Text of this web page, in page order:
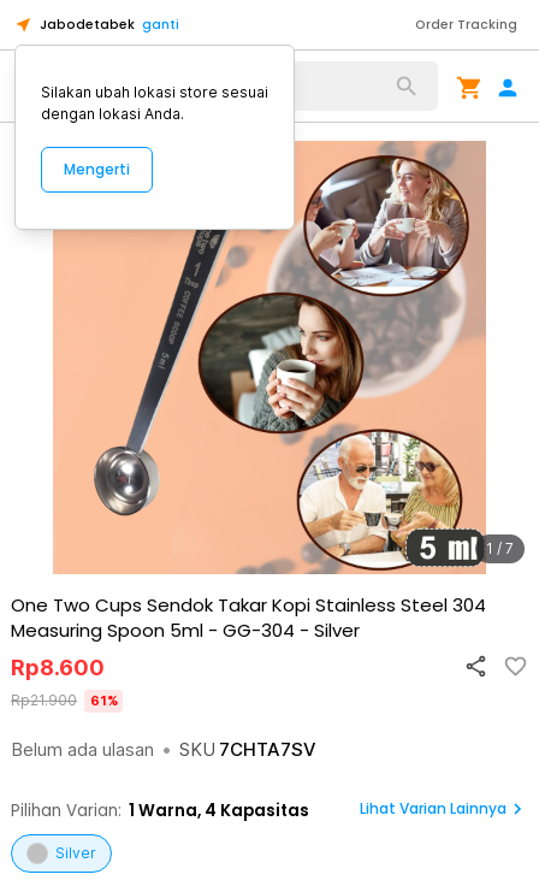
Jabodetabek ganti Order Tracking
Alat Kopi
1 / 7
One Two Cups Sendok Takar Kopi Stainless Steel 304
Measuring Spoon 5ml - GG-304 - Silver
Belum ada ulasan • SKU 7CHTA7SV
Rp8.600
Rp21.900 61%
Pilihan Varian: 1 Warna, 4 Kapasitas Lihat Varian Lainnya
Silver
Silakan ubah lokasi store sesuai
dengan lokasi Anda.
Mengerti